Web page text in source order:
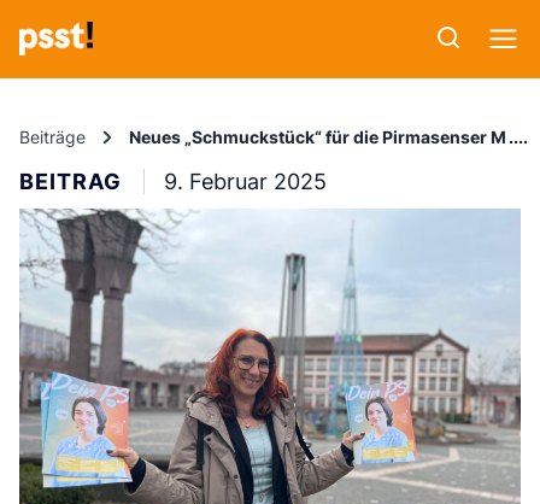
Beiträge Neues „Schmuckstück“ für die Pirmasenser
BEITRAG 9. Februar 2025